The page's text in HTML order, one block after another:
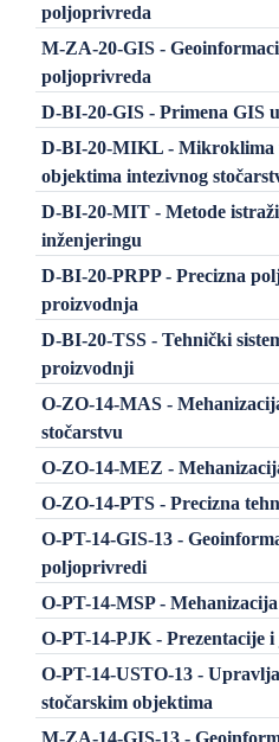
poljoprivreda
M-ZA-20-GIS -
poljoprivreda
D-BI-20-GIS - Primena GIS
D-BI-20-MIKL - Mikroklima
objektima intezivnog
D-BI-20-MIT - Metode
inženjeringu
D-BI-20-PRPP - Precizna
proizvodnja
D-BI-20-TSS - Tehnički
proizvodnji
O-ZO-14-MAS -
stočarstvu
O-ZO-14-MEZ -
O-ZO-14-PTS - Precizna
O-PT-14-GIS-13 -
poljoprivredi
O-PT-14-MSP -
O-PT-14-PJK - Prezentacije
O-PT-14-USTO-13 -
stočarskim objektima
M-ZA-14-GIS-13 -